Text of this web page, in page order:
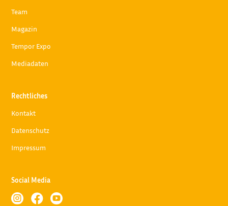
Team
Magazin
Tempor Expo
Mediadaten
Rechtliches
Kontakt
Datenschutz
Impressum
Social Media
  